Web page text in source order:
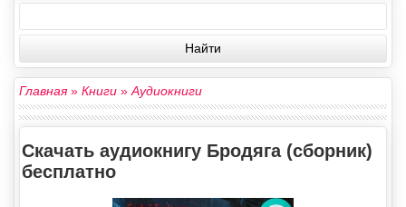
Главная» Книги »Аудиокниги
Скачать аудиокнигу Бродяга (сборник)
бесплатно